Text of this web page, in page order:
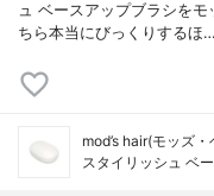
ュ ベースアップブラシをモ
ちら本当にびっくりするほ…
mod’s hair(モッズ・
スタイリッシュ ベ